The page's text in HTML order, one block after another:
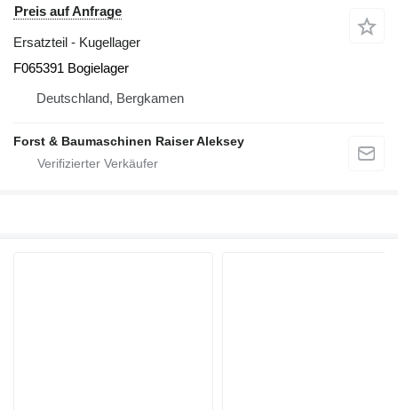
Preis auf Anfrage
Ersatzteil - Kugellager
F065391 Bogielager
Deutschland, Bergkamen
Forst & Baumaschinen Raiser Aleksey